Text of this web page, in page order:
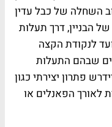
השחלה של כבל עדין
הבניין, דרך תעלות
לנקודת הקצה
שבהם התעלות
פתרון יצירתי כגון
לאורך הפאנלים או